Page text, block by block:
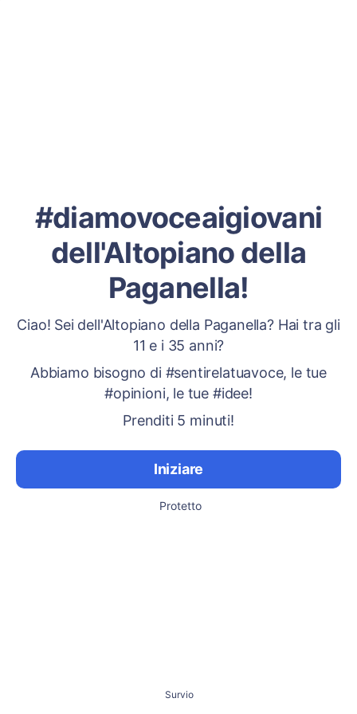
#diamovoceaigiovani
dell'Altopiano della
Paganella!
Ciao! Sei dell'Altopiano della Paganella? Hai tra gli
11 e i 35 anni?
Abbiamo bisogno di #sentirelatuavoce, le tue
#opinioni, le tue #idee!
Prenditi 5 minuti!
Iniziare
Protetto
Survio